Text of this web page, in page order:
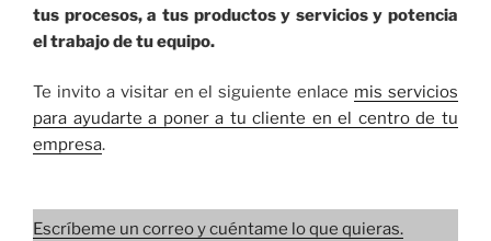
tus procesos, a tus productos y servicios y potencia
el trabajo de tu equipo.
Te invito a visitar en el siguiente enlace mis servicios
para ayudarte a poner a tu cliente en el centro de tu
empresa.
Escríbeme un correo y cuéntame lo que quieras.